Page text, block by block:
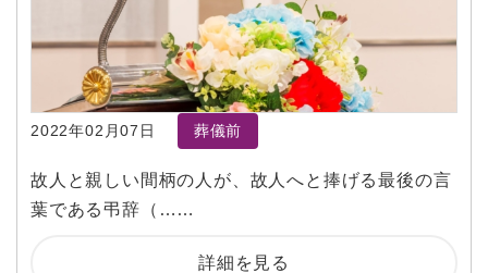
2022年02月07日 葬儀前
故人と親しい間柄の人が、故人へと捧げる最後の言
葉である弔辞（……
詳細を見る